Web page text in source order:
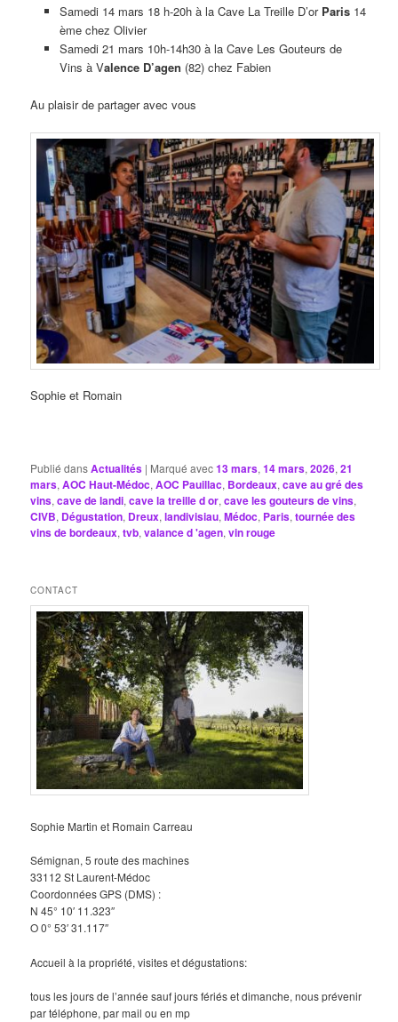
Samedi 14 mars 18 h-20h à la Cave La Treille D’or Paris 14
ème chez Olivier
Samedi 21 mars 10h-14h30 à la Cave Les Gouteurs de
Vins à Valence D’agen (82) chez Fabien
Au plaisir de partager avec vous
Sophie et Romain
Publié dansActualités | Marqué avec13 mars,14 mars,2026,21
mars,AOC Haut-Médoc,AOC Pauillac, Bordeaux,cave au gré des
vins,cave de landi,cave la treille d or,cave les gouteurs de vins,
CIVB, Dégustation, Dreux,landivisiau,Médoc, Paris,tournée des
vins de bordeaux,tvb,valance d 'agen,vin rouge
CONTACT
Sophie Martin et Romain Carreau
Sémignan, 5 route des machines
33112 St Laurent-Médoc
Coordonnées GPS (DMS) :
N 45° 10′ 11.323″
O 0° 53′ 31.117″
Accueil à la propriété, visites et dégustations:
tous les jours de l’année sauf jours fériés et dimanche, nous prévenir
par téléphone, par mail ou en mp